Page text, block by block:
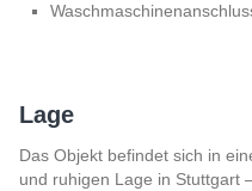
Lage
Das Objekt befindet sich in
und ruhigen Lage in Stuttgart